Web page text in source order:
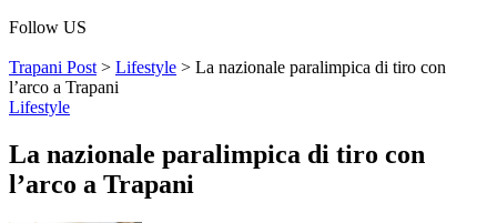
Follow US
Trapani Post > Lifestyle > La nazionale paralimpica di tiro con
l’arco a Trapani
Lifestyle
La nazionale paralimpica di tiro con
l’arco a Trapani